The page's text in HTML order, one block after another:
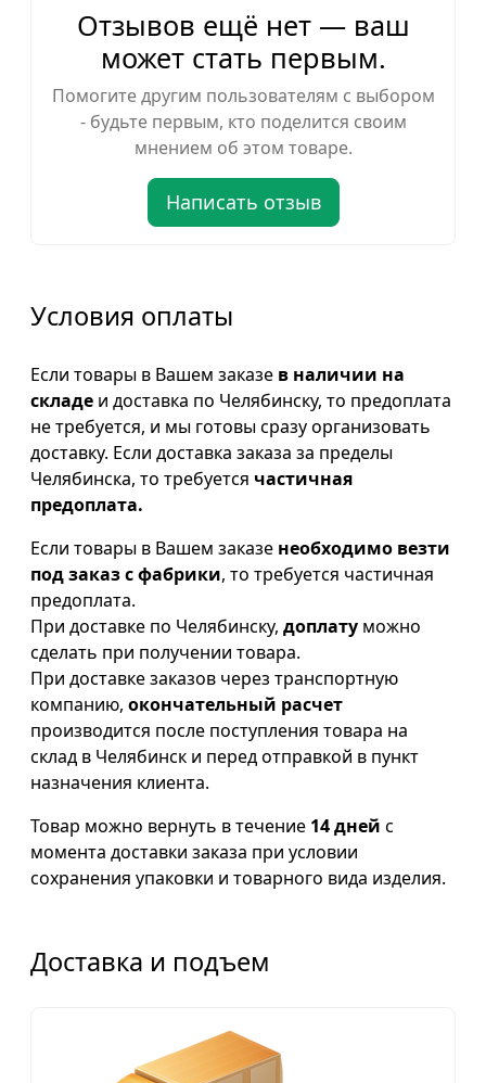
Отзывов ещё нет — ваш
может стать первым.
Помогите другим пользователям с выбором
- будьте первым, кто поделится своим
мнением об этом товаре.
Написать отзыв
Условия оплаты
Если товары в Вашем заказе в наличии на
складе и доставка по Челябинску, то предоплата
не требуется, и мы готовы сразу организовать
доставку. Если доставка заказа за пределы
Челябинска, то требуется частичная
предоплата.
Если товары в Вашем заказе необходимо везти
под заказ с фабрики, то требуется частичная
предоплата.
При доставке по Челябинску, доплату можно
сделать при получении товара.
При доставке заказов через транспортную
компанию, окончательный расчет
производится после поступления товара на
склад в Челябинск и перед отправкой в пункт
назначения клиента.
Товар можно вернуть в течение 14 дней с
момента доставки заказа при условии
сохранения упаковки и товарного вида изделия.
Доставка и подъем